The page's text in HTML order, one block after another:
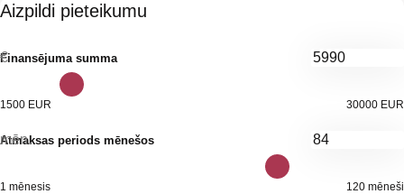
Aizpildi pieteikumu
Finansējuma summa
€
1500 EUR 30000 EUR
Atmaksas periods mēnešos
mēn.
1 mēnesis 120 mēneši